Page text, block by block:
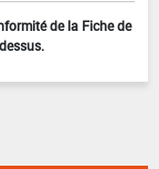
de la Fiche de